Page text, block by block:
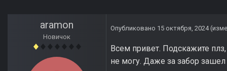
aramon
Новичок
Опубликовано 15 октября, 2024
Всем привет. Подскажите
не могу. Даже за забор